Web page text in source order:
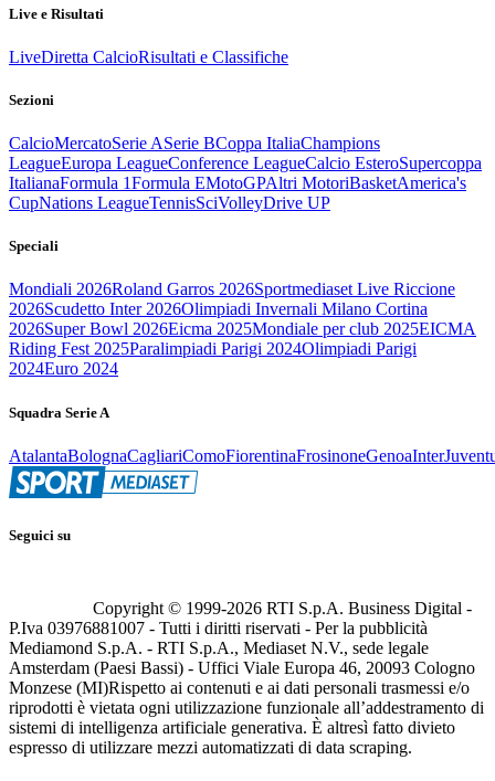
Live e Risultati
LiveDiretta CalcioRisultati e Classifiche
Sezioni
CalcioMercatoSerie ASerie BCoppa ItaliaChampions
LeagueEuropa LeagueConference LeagueCalcio EsteroSupercoppa
ItalianaFormula 1Formula EMotoGPAltri MotoriBasketAmerica's
CupNations LeagueTennisSciVolleyDrive UP
Speciali
Mondiali 2026Roland Garros 2026Sportmediaset Live Riccione
2026Scudetto Inter 2026Olimpiadi Invernali Milano Cortina
2026Super Bowl 2026Eicma 2025Mondiale per club 2025EICMA
Riding Fest 2025Paralimpiadi Parigi 2024Olimpiadi Parigi
2024Euro 2024
Squadra Serie A
AtalantaBolognaCagliariComoFiorentinaFrosinoneGenoaInter
Seguici su
Copyright © 1999-2026 RTI S.p.A. Business Digital -
P.Iva 03976881007 - Tutti i diritti riservati - Per la pubblicità
Mediamond S.p.A. - RTI S.p.A., Mediaset N.V., sede legale
Amsterdam (Paesi Bassi) - Uffici Viale Europa 46, 20093 Cologno
Monzese (MI)Rispetto ai contenuti e ai dati personali trasmessi e/o
riprodotti è vietata ogni utilizzazione funzionale all’addestramento di
sistemi di intelligenza artificiale generativa. È altresì fatto divieto
espresso di utilizzare mezzi automatizzati di data scraping.